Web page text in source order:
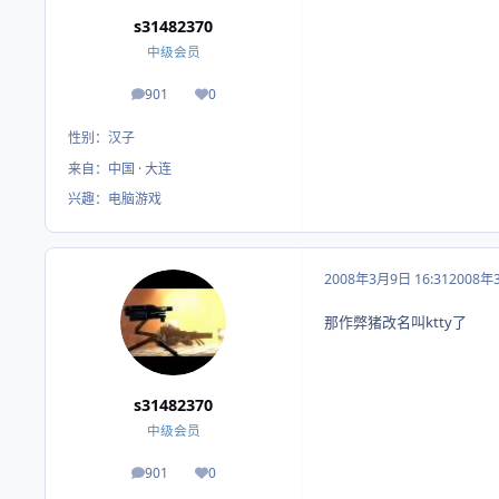
s31482370
中级会员
901
帖子 0
荣誉积分
性别： 汉子
来自： 中国 · 大连
兴趣： 电脑游戏
s31482370
中级会员
901
帖子 0
荣誉积分
2008年3月9日 16:312008年
那作弊猪改名叫ktty了